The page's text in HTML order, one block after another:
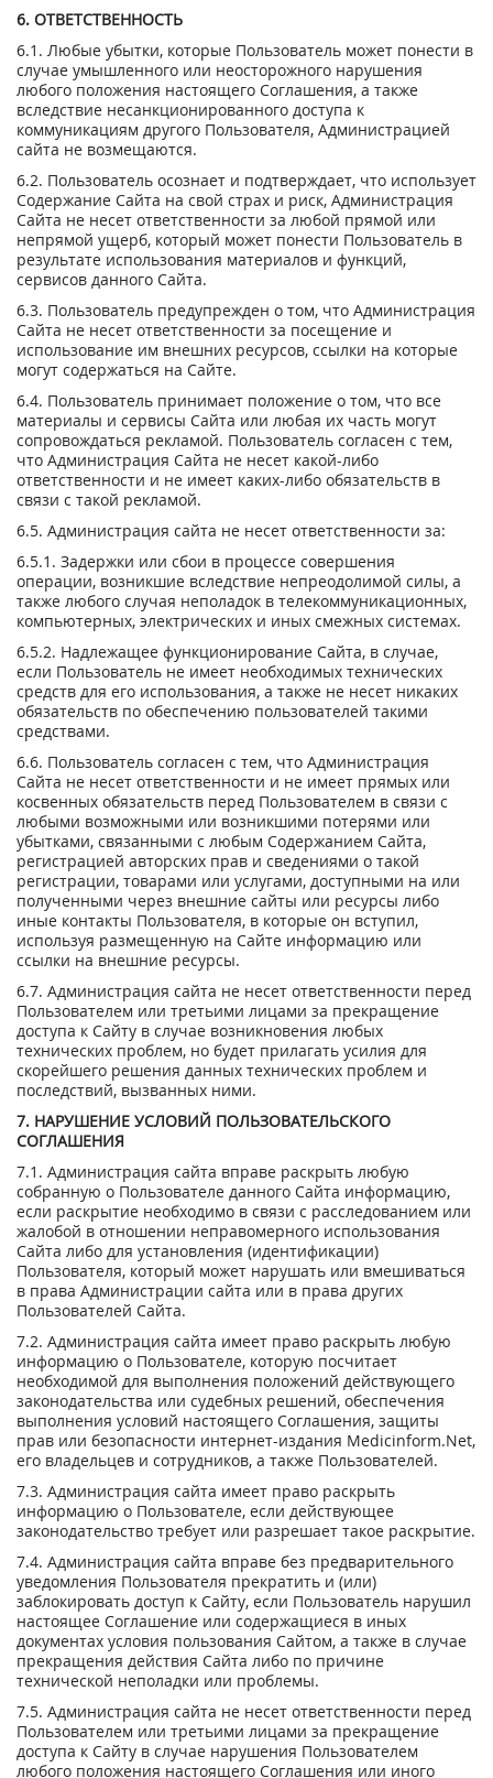
6. ОТВЕТСТВЕННОСТЬ
6.1. Любые убытки, которые Пользователь может понести в
случае умышленного или неосторожного нарушения
любого положения настоящего Соглашения, а также
вследствие несанкционированного доступа к
коммуникациям другого Пользователя, Администрацией
сайта не возмещаются.
6.2. Пользователь осознает и подтверждает, что использует
Содержание Сайта на свой страх и риск, Администрация
Сайта не несет ответственности за любой прямой или
непрямой ущерб, который может понести Пользователь в
результате использования материалов и функций,
сервисов данного Сайта.
6.3. Пользователь предупрежден о том, что Администрация
Сайта не несет ответственности за посещение и
использование им внешних ресурсов, ссылки на которые
могут содержаться на Сайте.
6.4. Пользователь принимает положение о том, что все
материалы и сервисы Сайта или любая их часть могут
сопровождаться рекламой. Пользователь согласен с тем,
что Администрация Сайта не несет какой-либо
ответственности и не имеет каких-либо обязательств в
связи с такой рекламой.
6.5. Администрация сайта не несет ответственности за:
6.5.1. Задержки или сбои в процессе совершения
операции, возникшие вследствие непреодолимой силы, а
также любого случая неполадок в телекоммуникационных,
компьютерных, электрических и иных смежных системах.
6.5.2. Надлежащее функционирование Сайта, в случае,
если Пользователь не имеет необходимых технических
средств для его использования, а также не несет никаких
обязательств по обеспечению пользователей такими
средствами.
6.6. Пользователь согласен с тем, что Администрация
Сайта не несет ответственности и не имеет прямых или
косвенных обязательств перед Пользователем в связи с
любыми возможными или возникшими потерями или
убытками, связанными с любым Содержанием Сайта,
регистрацией авторских прав и сведениями о такой
регистрации, товарами или услугами, доступными на или
полученными через внешние сайты или ресурсы либо
иные контакты Пользователя, в которые он вступил,
используя размещенную на Сайте информацию или
ссылки на внешние ресурсы.
6.7. Администрация сайта не несет ответственности перед
Пользователем или третьими лицами за прекращение
доступа к Сайту в случае возникновения любых
технических проблем, но будет прилагать усилия для
скорейшего решения данных технических проблем и
последствий, вызванных ними.
7. НАРУШЕНИЕ УСЛОВИЙ ПОЛЬЗОВАТЕЛЬСКОГО
СОГЛАШЕНИЯ
7.1. Администрация сайта вправе раскрыть любую
собранную о Пользователе данного Сайта информацию,
если раскрытие необходимо в связи с расследованием или
жалобой в отношении неправомерного использования
Сайта либо для установления (идентификации)
Пользователя, который может нарушать или вмешиваться
в права Администрации сайта или в права других
Пользователей Сайта.
7.2. Администрация сайта имеет право раскрыть любую
информацию о Пользователе, которую посчитает
необходимой для выполнения положений действующего
законодательства или судебных решений, обеспечения
выполнения условий настоящего Соглашения, защиты
прав или безопасности интернет-издания Medicinform.Net,
его владельцев и сотрудников, а также Пользователей.
7.3. Администрация сайта имеет право раскрыть
информацию о Пользователе, если действующее
законодательство требует или разрешает такое раскрытие.
7.4. Администрация сайта вправе без предварительного
уведомления Пользователя прекратить и (или)
заблокировать доступ к Сайту, если Пользователь нарушил
настоящее Соглашение или содержащиеся в иных
документах условия пользования Сайтом, а также в случае
прекращения действия Сайта либо по причине
технической неполадки или проблемы.
7.5. Администрация сайта не несет ответственности перед
Пользователем или третьими лицами за прекращение
доступа к Сайту в случае нарушения Пользователем
любого положения настоящего Соглашения или иного